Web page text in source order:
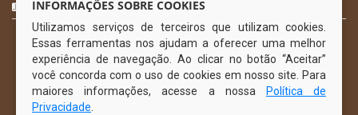
CURTA NOSSA FAN PAGE
INFORMAÇÕES SOBRE COOKIES
Utilizamos serviços de terceiros que utilizam cookies.
Essas ferramentas nos ajudam a oferecer uma melhor
experiência de navegação. Ao clicar no botão “Aceitar”
você concorda com o uso de cookies em nosso site. Para
maiores informações, acesse a nossa
Política de
Privacidade